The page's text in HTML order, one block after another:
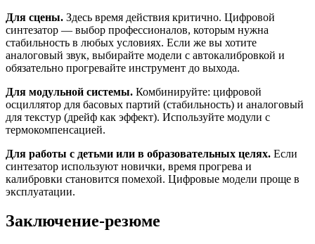
Для сцены. Здесь время действия критично. Цифровой
синтезатор — выбор профессионалов, которым нужна
стабильность в любых условиях. Если же вы хотите
аналоговый звук, выбирайте модели с автокалибровкой и
обязательно прогревайте инструмент до выхода.
Для модульной системы. Комбинируйте: цифровой
осциллятор для басовых партий (стабильность) и аналоговый
для текстур (дрейф как эффект). Используйте модули с
термокомпенсацией.
Для работы с детьми или в образовательных целях. Если
синтезатор используют новички, время прогрева и
калибровки становится помехой. Цифровые модели проще в
эксплуатации.
Заключение-резюме